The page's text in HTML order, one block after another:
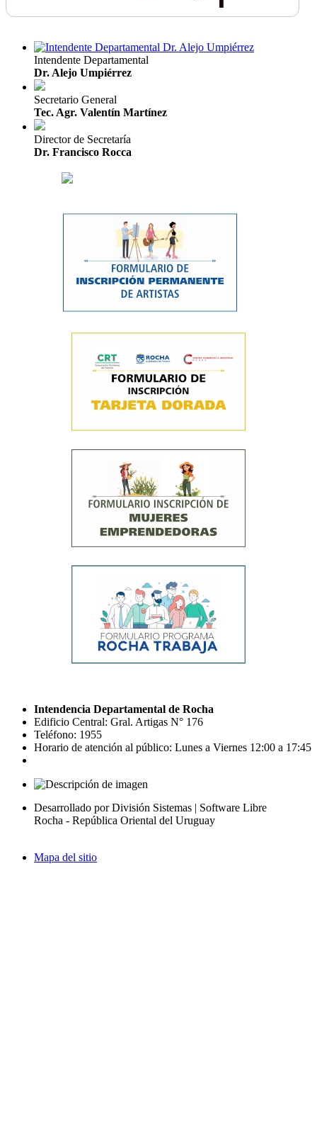
Intendente Departamental
Dr. Alejo Umpiérrez
Secretario General
Tec. Agr. Valentín Martínez
Director de Secretaría
Dr. Francisco Rocca
Intendencia Departamental de Rocha
Edificio Central: Gral. Artigas N° 176
Teléfono: 1955
Horario de atención al público: Lunes a Viernes 12:00 a 17:45
Desarrollado por División Sistemas | Software Libre
Rocha - República Oriental del Uruguay
Mapa del sitio